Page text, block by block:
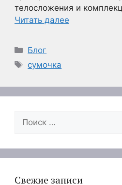
телосложения и
Читать далее
Рубрики
Блог
Метки
сумочка
Поиск:
Свежие записи